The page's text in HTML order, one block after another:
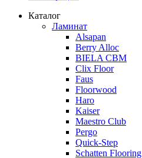
Каталог
Ламинат
Alsapan
Berry Alloc
BIELA CBM
Clix Floor
Faus
Floorwood
Haro
Kaiser
Maestro Club
Pergo
Quick-Step
Schatten Flooring